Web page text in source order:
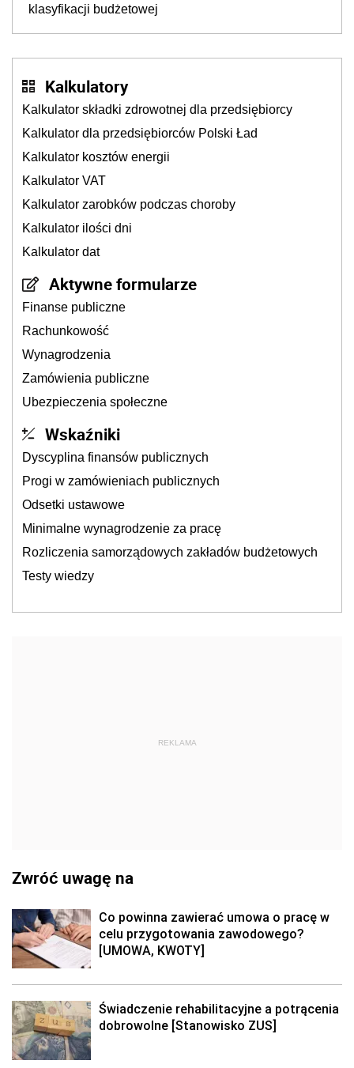
klasyfikacji budżetowej
Kalkulatory
Kalkulator składki zdrowotnej dla przedsiębiorcy
Kalkulator dla przedsiębiorców Polski Ład
Kalkulator kosztów energii
Kalkulator VAT
Kalkulator zarobków podczas choroby
Kalkulator ilości dni
Kalkulator dat
Aktywne formularze
Finanse publiczne
Rachunkowość
Wynagrodzenia
Zamówienia publiczne
Ubezpieczenia społeczne
Wskaźniki
Dyscyplina finansów publicznych
Progi w zamówieniach publicznych
Odsetki ustawowe
Minimalne wynagrodzenie za pracę
Rozliczenia samorządowych zakładów budżetowych
Testy wiedzy
REKLAMA
Zwróć uwagę na
Co powinna zawierać umowa o pracę w
celu przygotowania zawodowego?
[UMOWA, KWOTY]
Świadczenie rehabilitacyjne a potrącenia
dobrowolne [Stanowisko ZUS]